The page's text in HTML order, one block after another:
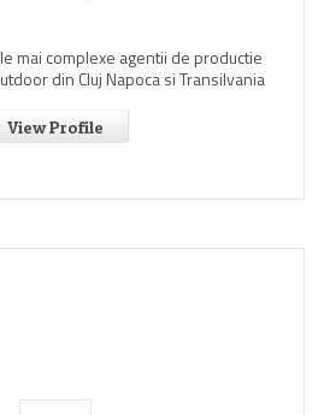
mai complexe agentii de productie
din Cluj Napoca si Transilvania
View Profile